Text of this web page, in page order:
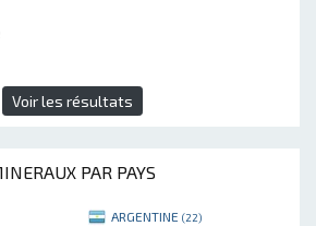
Voir les résultats
PAR PAYS
ARGENTINE (22)